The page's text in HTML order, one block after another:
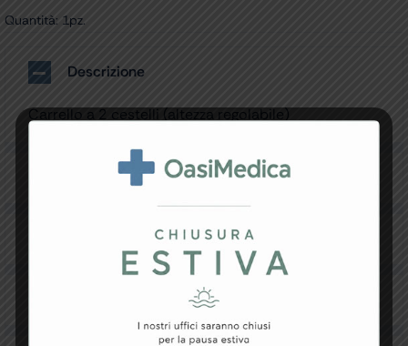
Quantità: 1pz.
Descrizione
Carrello a 2 cestelli (altezza regolabile)
Specifiche Tecniche
Resi e Garanzia